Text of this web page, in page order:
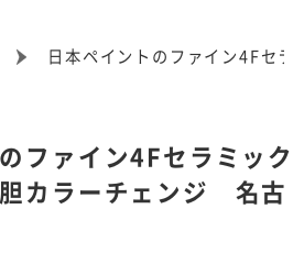
日本ペイントのファイン4Fセ
ファイン4Fセラミック
カラーチェンジ 名古